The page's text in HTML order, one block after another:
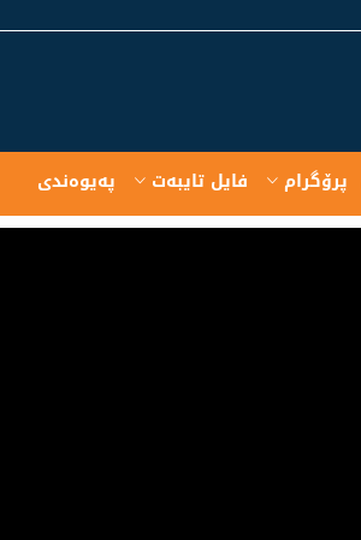
پرۆگرام فایل تایبەت په‌یوه‌ندی